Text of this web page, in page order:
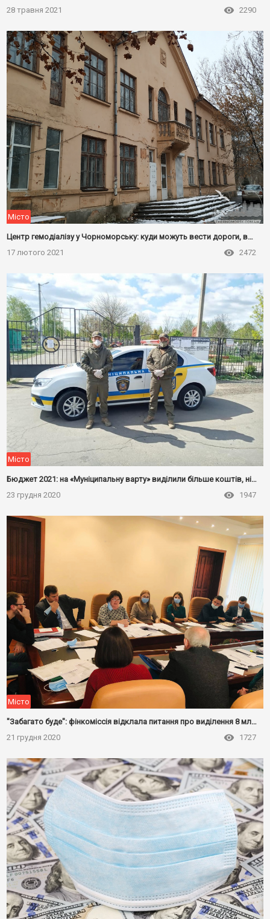
28 травня 2021 2290
Місто
Центр гемодіалізу у Чорноморську: куди можуть вести дороги, встелені добрими намірами?
17 лютого 2021
2472
Місто
Бюджет 2021: на «Муніципальну варту» виділили більше коштів, ніж на всі села громади
23 грудня 2020
1947
Місто
"Забагато буде": фінкоміссія відклала питання про виділення 8 млн на створення скверу
21 грудня 2020
1727